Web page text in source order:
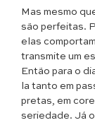
Mas mesmo
são perfeitas.
elas
transmite um
Então para o
la tanto em
pretas, em
seriedade. Já